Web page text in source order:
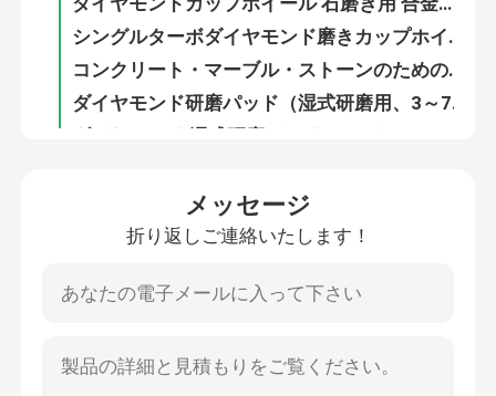
品質管理
私達に連絡しなさい
引用を要求しなさい
コンクリート・マーブル・ストーンのための連続ダイヤモンド・グライディング・カップ・ホイール
ダイヤモンド研磨パッド（湿式研磨用、3～7インチ）
ダイヤモンド 湿式研磨パッド 3～5インチ コンクリート大理石用
4-5インチ ダイヤモンド研削カップホイール 真空ろう付け M14/16 フランジ
メッセージ
折り返しご連絡いたします！